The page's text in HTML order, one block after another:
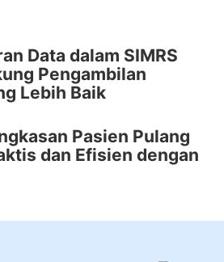
Data dalam SIMRS
Pengambilan
Lebih Baik
Pasien Pulang
dan Efisien dengan